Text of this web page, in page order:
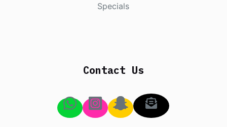
Specials
Contact Us